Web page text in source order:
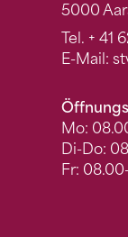
5000
Tel. + 41
E-Mail:
Mo:
Di-Do:
Fr: